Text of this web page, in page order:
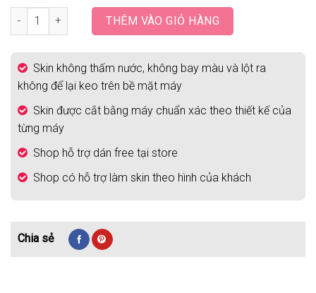
Skin không thấm nước, không bay màu và lột ra
không để lại keo trên bề mặt máy
Skin được cắt bằng máy chuẩn xác theo thiết kế của
từng máy
Shop hỗ trợ dán free tại store
Shop có hỗ trợ làm skin theo hình của khách
Skin Laptop Mẫu AC Milan | BĐH 025 số lượng
THÊM VÀO GIỎ HÀNG